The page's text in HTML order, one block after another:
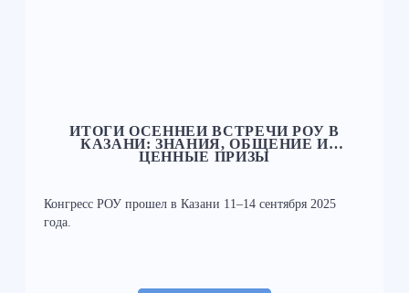
ИТОГИ ОСЕННЕЙ ВСТРЕЧИ РОУ В
КАЗАНИ: ЗНАНИЯ, ОБЩЕНИЕ И
ЦЕННЫЕ ПРИЗЫ
Конгресс РОУ прошел в Казани 11–14 сентября 2025
года.